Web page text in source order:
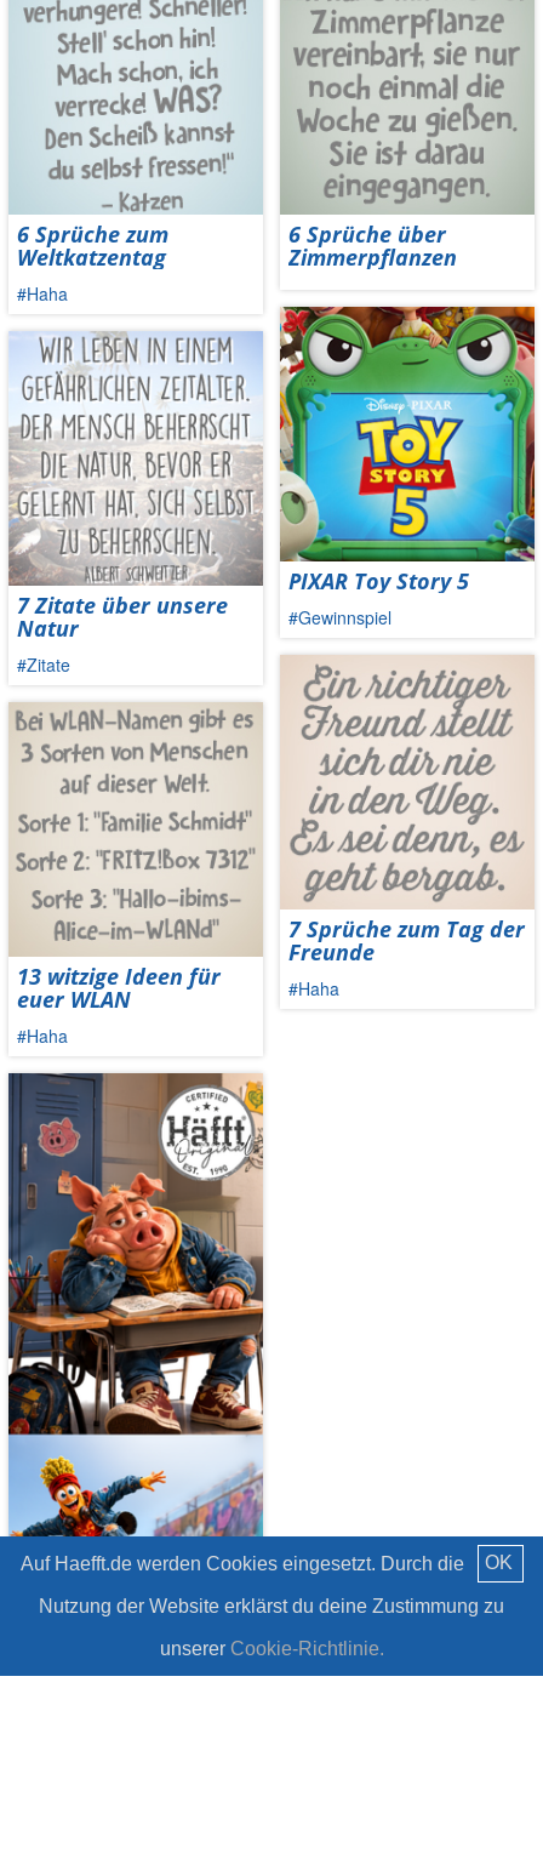
6 Sprüche zum
Weltkatzentag
#Haha
7 Zitate über unsere
Natur
#Zitate
13 witzige Ideen für
euer WLAN
#Haha
6 Sprüche über
Zimmerpflanzen
PIXAR Toy Story 5
#Gewinnspiel
7 Sprüche zum Tag der
Freunde
#Haha
OK
Auf Haefft.de werden Cookies eingesetzt. Durch die
Nutzung der Website erklärst du deine Zustimmung zu
unserer Cookie-Richtlinie.